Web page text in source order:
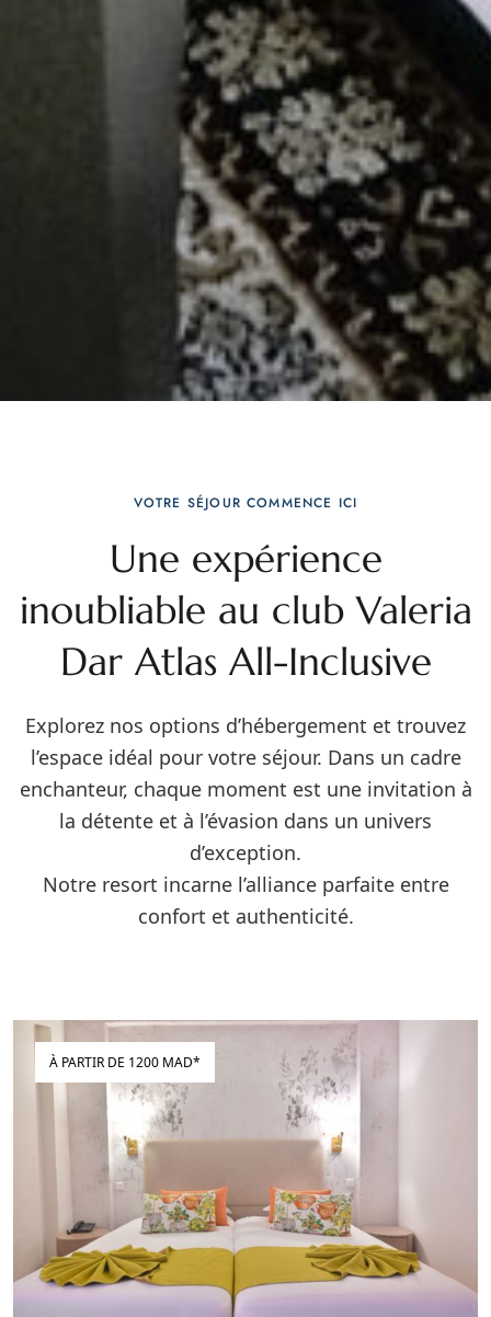
VOTRE SÉJOUR COMMENCE ICI
Une expérience
inoubliable au club Valeria
Dar Atlas All-Inclusive
Explorez nos options d’hébergement et trouvez
l’espace idéal pour votre séjour. Dans un cadre
enchanteur, chaque moment est une invitation à
la détente et à l’évasion dans un univers
d’exception.
Notre resort incarne l’alliance parfaite entre
confort et authenticité.
À PARTIR DE 1200 MAD*